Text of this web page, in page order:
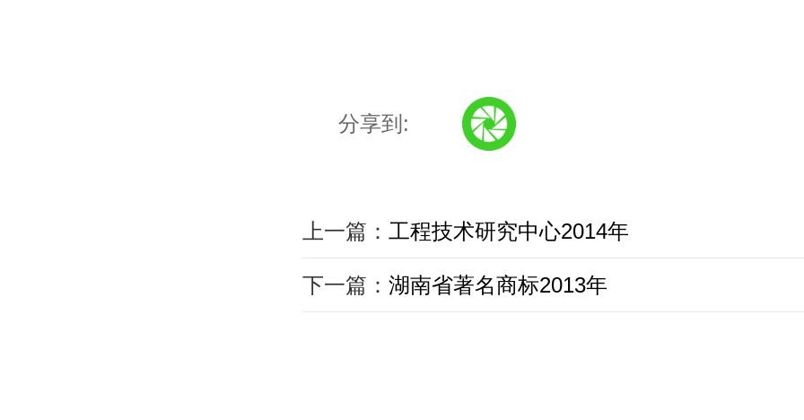
分享到:
上一篇： 工程技术研究中心2014年
下一篇： 湖南省著名商标2013年